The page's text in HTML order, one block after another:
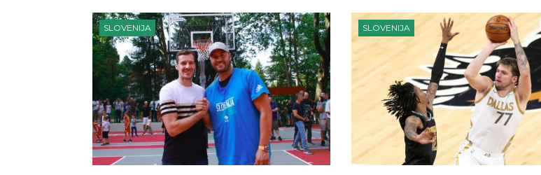
SLOVENIJA SLOVENIJA